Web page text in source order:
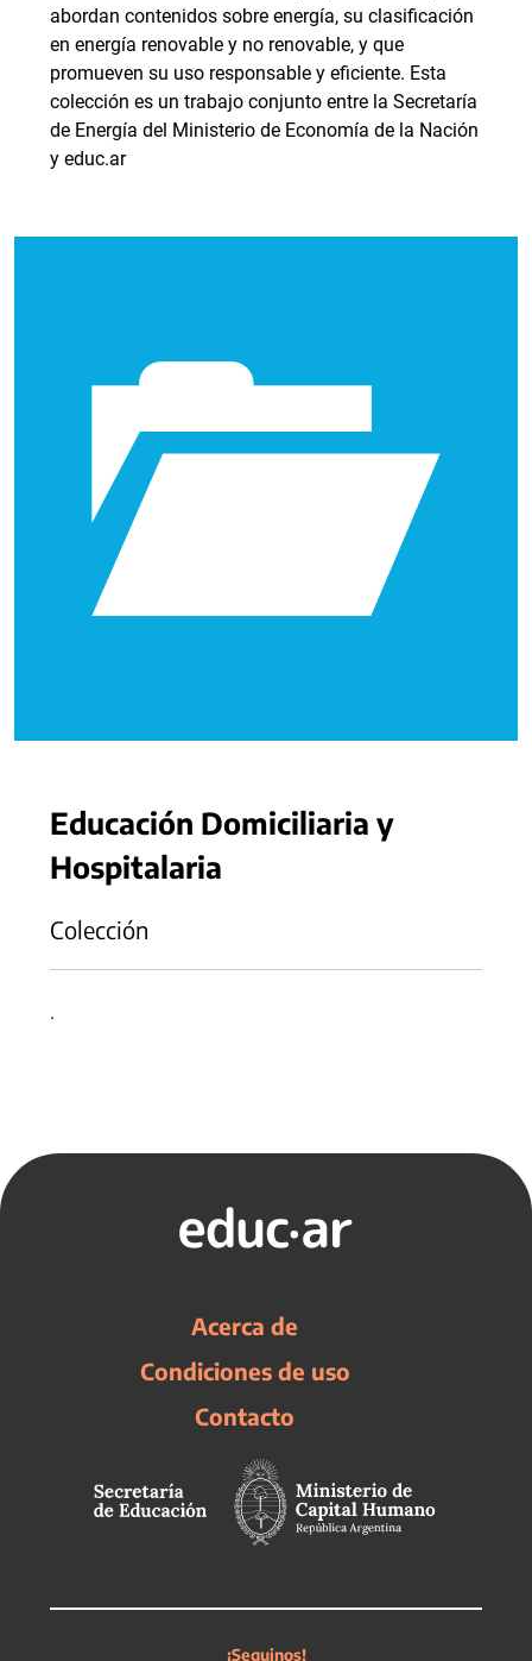
abordan contenidos sobre energía, su clasificación
en energía renovable y no renovable, y que
promueven su uso responsable y eficiente. Esta
colección es un trabajo conjunto entre la Secretaría
de Energía del Ministerio de Economía de la Nación
y educ.ar
Educación Domiciliaria y
Hospitalaria
Colección
.
Acerca de
Condiciones de uso
Contacto
¡Seguinos!